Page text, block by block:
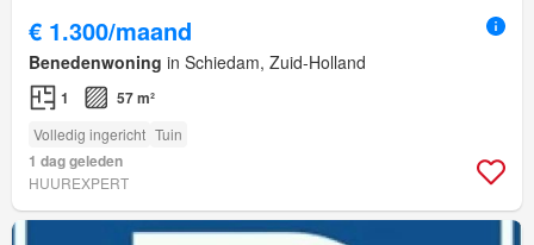
€ 1.300/maand
Benedenwoning in Schiedam, Zuid-Holland
1 57 m²
Volledig ingericht Tuin
1 dag geleden
HUUREXPERT